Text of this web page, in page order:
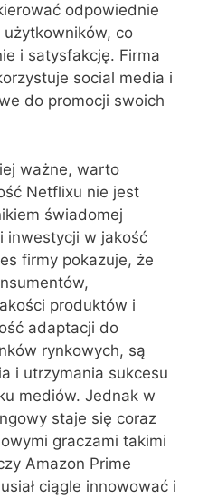
odpowiednie
co
i satysfakcję. Firma
social media i
do promocji swoich
ważne, warto
Netflixu nie jest
świadomej
inwestycji w jakość
firmy pokazuje, że
produktów i
adaptacji do
rynkowych, są
i utrzymania sukcesu
mediów. Jednak w
staje się coraz
graczami takimi
Amazon Prime
ciągle innowować i